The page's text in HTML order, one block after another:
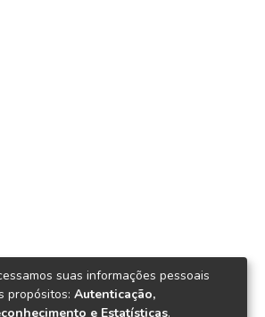
suas informações pessoais
propósitos: Autenticação,
e Estatísticas.